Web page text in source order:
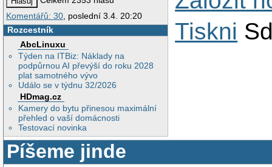
Komentářů: 30 , poslední 3.4. 20:20
Rozcestník
AbcLinuxu
Týden na ITBiz: Náklady na
podpůrnou AI převýší do roku 2028
plat samotného vývo
Událo se v týdnu 32/2026
HDmag.cz
Kamery do bytu přinesou maximální
přehled o vaší domácnosti
Testovací novinka
Tiskni
Píšeme jinde